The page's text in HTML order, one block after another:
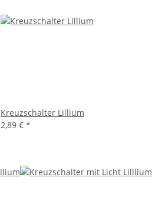
Kreuzschalter Lillium
2,89 € *